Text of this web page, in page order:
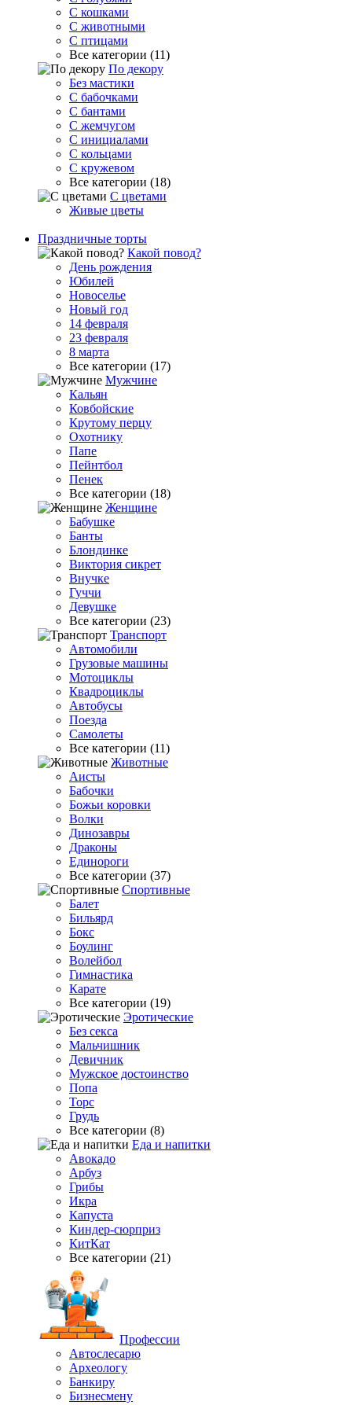
С кошками
С животными
С птицами
Все категории (11)
По декору
Без мастики
С бабочками
С бантами
С жемчугом
С инициалами
С кольцами
С кружевом
Все категории (18)
С цветами
Живые цветы
Праздничные торты
Какой повод?
День рождения
Юбилей
Новоселье
Новый год
14 февраля
23 февраля
8 марта
Все категории (17)
Мужчине
Кальян
Ковбойские
Крутому перцу
Охотнику
Папе
Пейнтбол
Пенек
Все категории (18)
Женщине
Бабушке
Банты
Блондинке
Виктория сикрет
Внучке
Гуччи
Девушке
Все категории (23)
Транспорт
Автомобили
Грузовые машины
Мотоциклы
Квадроциклы
Автобусы
Поезда
Самолеты
Все категории (11)
Животные
Аисты
Бабочки
Божьи коровки
Волки
Динозавры
Драконы
Единороги
Все категории (37)
Спортивные
Балет
Бильярд
Бокс
Боулинг
Волейбол
Гимнастика
Карате
Все категории (19)
Эротические
Без секса
Мальчишник
Девичник
Мужское достоинство
Попа
Торс
Грудь
Все категории (8)
Еда и напитки
Авокадо
Арбуз
Грибы
Икра
Капуста
Киндер-сюрприз
КитКат
Все категории (21)
Профессии
Автослесарю
Археологу
Банкиру
Бизнесмену